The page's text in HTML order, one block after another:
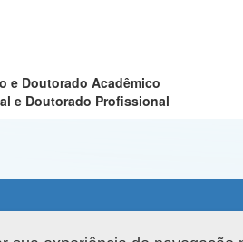
e Doutorado Acadêmico
e Doutorado Profissional